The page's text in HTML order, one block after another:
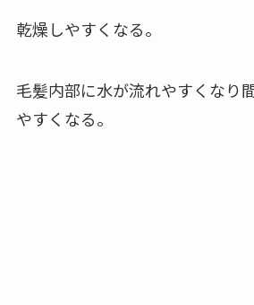
乾燥しやすくなる。
毛髪内部に水が流れやすくなり
やすくなる。